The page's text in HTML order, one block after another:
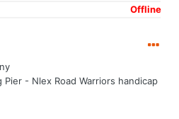
Offline
- Nlex Road Warriors handicap